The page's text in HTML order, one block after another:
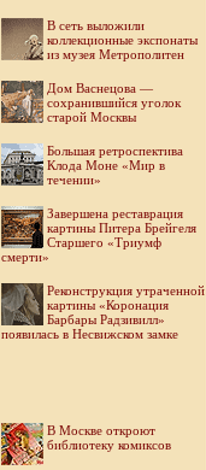
В сеть выложили
коллекционные экспонаты
из музея Метрополитен
Дом Васнецова —
сохранившийся уголок
старой Москвы
Большая ретроспектива
Клода Моне «Мир в
течении»
Завершена реставрация
картины Питера Брейгеля
Старшего «Триумф
смерти»
Реконструкция утраченной
картины «Коронация
Барбары Радзивилл»
появилась в Несвижском замке
В Москве откроют
библиотеку комиксов